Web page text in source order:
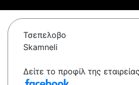
Τσεπελοβο
Skamneli
Δείτε το προφίλ της